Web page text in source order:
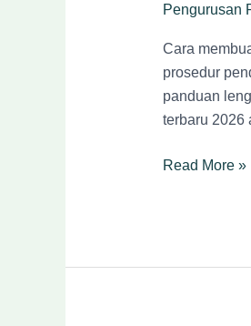
Pengurusan
Cara
prosedur
panduan
terbaru 2026
Read More »